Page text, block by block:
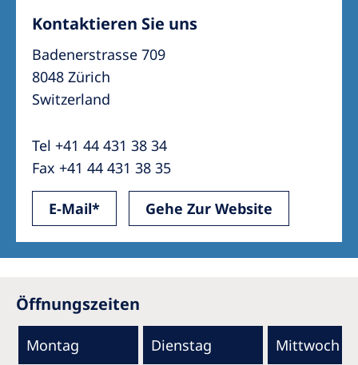
Kontaktieren Sie uns
Badenerstrasse 709
8048 Zürich
Switzerland
Tel +41 44 431 38 34
Fax +41 44 431 38 35
E-Mail* Gehe Zur Website
Öffnungszeiten
Montag Dienstag Mittwoch